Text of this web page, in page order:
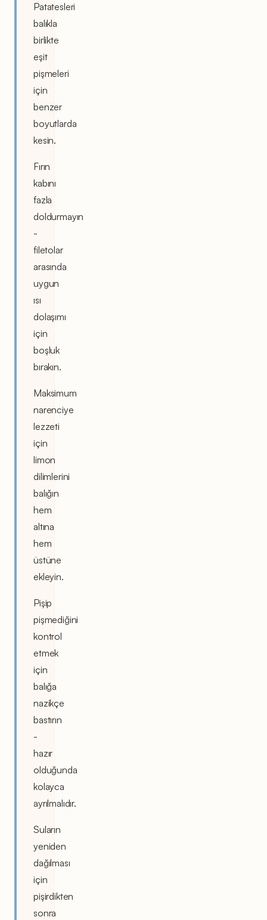
Patatesleri
balıkla
birlikte
eşit
pişmeleri
için
benzer
boyutlarda
kesin.
Fırın
kabını
fazla
doldurmayın
-
filetolar
arasında
uygun
ısı
dolaşımı
için
boşluk
bırakın.
Maksimum
narenciye
lezzeti
için
limon
dilimlerini
balığın
hem
altına
hem
üstüne
ekleyin.
Pişip
pişmediğini
kontrol
etmek
için
balığa
nazikçe
bastırın
-
hazır
olduğunda
kolayca
ayrılmalıdır.
Suların
yeniden
dağılması
için
pişirdikten
sonra